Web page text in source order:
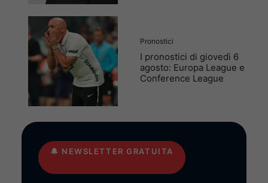
Pronostici
I pronostici di giovedì 6
agosto: Europa League e
Conference League
🔔 NEWSLETTER GRATUITA